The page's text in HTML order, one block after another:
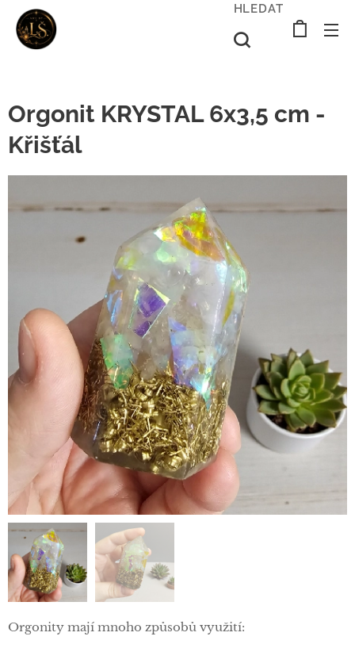
HLEDAT
Orgonit KRYSTAL 6x3,5 cm -
Křišťál
Orgonity mají mnoho způsobů využití: